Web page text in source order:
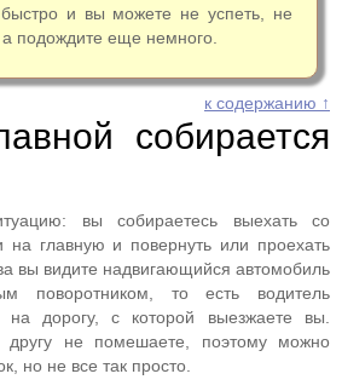
и вы можете не успеть, не
а подождите еще немного.
к содержанию ↑
собирается
вы собираетесь выехать со
на главную и повернуть или проехать
вы видите надвигающийся автомобиль
поворотником, то есть водитель
на дорогу, с которой выезжаете вы.
другу не помешаете, поэтому можно
но не все так просто.